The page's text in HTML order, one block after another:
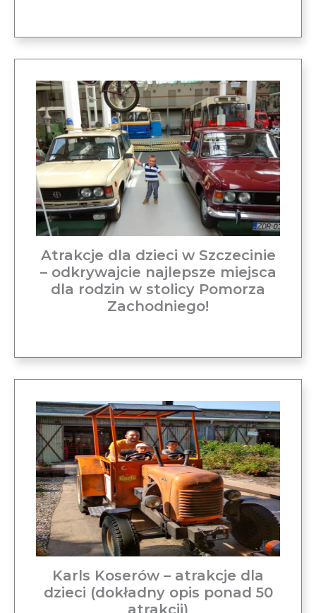
Atrakcje dla dzieci w Szczecinie
– odkrywajcie najlepsze miejsca
dla rodzin w stolicy Pomorza
Zachodniego!
Karls Koserów – atrakcje dla
dzieci (dokładny opis ponad 50
atrakcji)